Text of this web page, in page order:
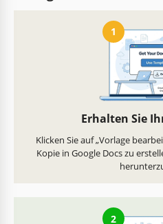
1
Erhalten Sie
Klicken Sie auf „Vorlage
Kopie in Google Docs zu
2